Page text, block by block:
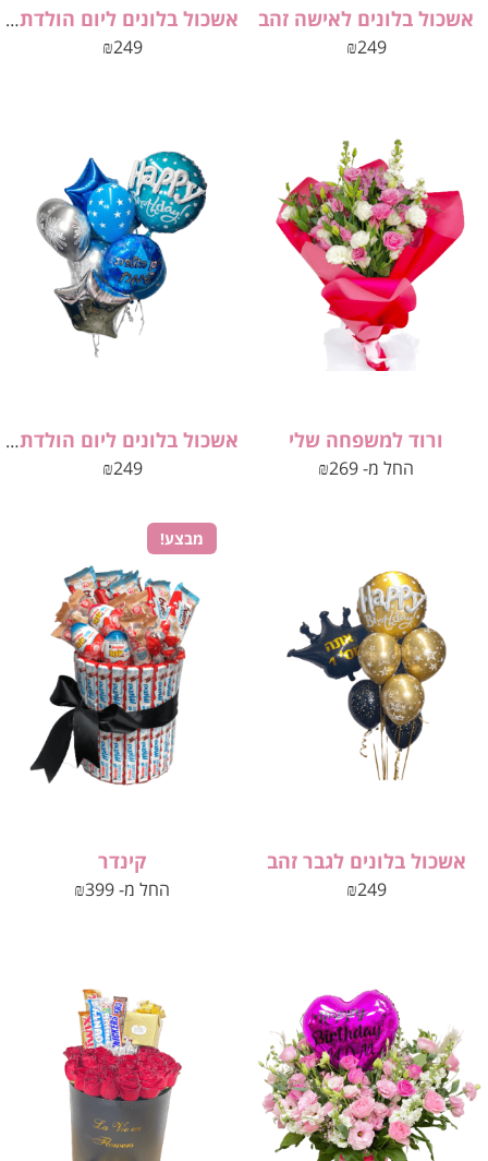
אשכול בלונים לאישה זהב
₪249
אשכול בלונים ליום הולדת לנסיכה
₪249
ורוד למשפחה שלי
החל מ- ₪269
אשכול בלונים ליום הולדת לגבר
₪249
אשכול בלונים לגבר זהב
₪249
מבצע!
קינדר
החל מ- ₪399